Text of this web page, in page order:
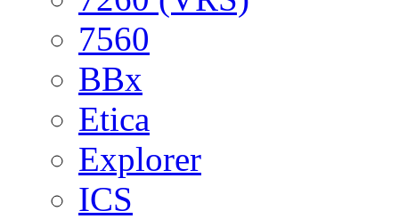
7560
BBx
Etica
Explorer
ICS